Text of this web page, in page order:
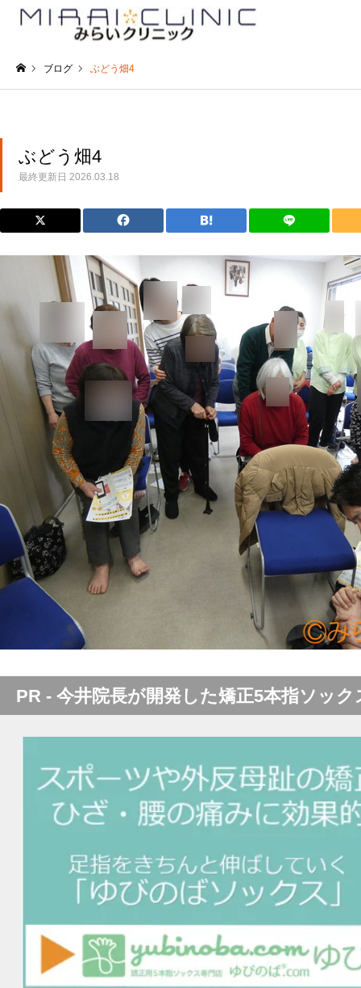
ブログ ぶどう畑4
ぶどう畑4
最終更新日 2026.03.18
PR - 今井院長が開発した矯正5本指ソック